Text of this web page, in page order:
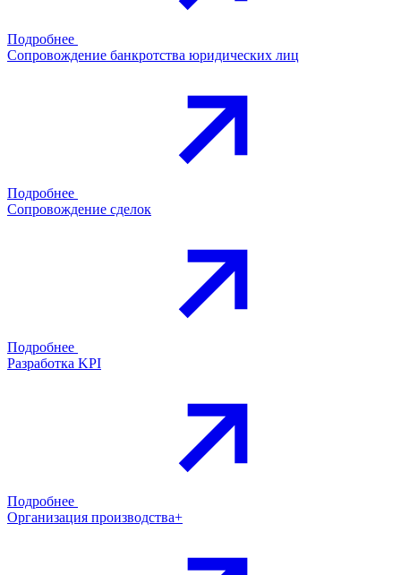
Подробнее
Сопровождение банкротства юридических лиц
Подробнее
Сопровождение сделок
Подробнее
Разработка KPI
Подробнее
Организация производства+